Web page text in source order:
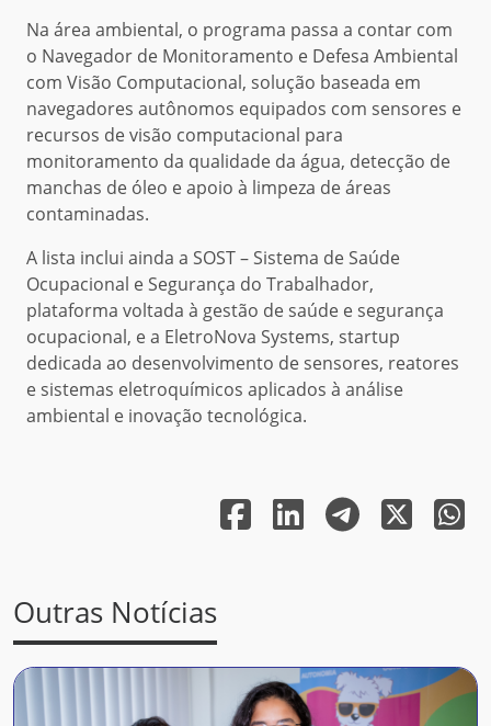
Na área ambiental, o programa passa a contar com
o Navegador de Monitoramento e Defesa Ambiental
com Visão Computacional, solução baseada em
navegadores autônomos equipados com sensores e
recursos de visão computacional para
monitoramento da qualidade da água, detecção de
manchas de óleo e apoio à limpeza de áreas
contaminadas.
A lista inclui ainda a SOST – Sistema de Saúde
Ocupacional e Segurança do Trabalhador,
plataforma voltada à gestão de saúde e segurança
ocupacional, e a EletroNova Systems, startup
dedicada ao desenvolvimento de sensores, reatores
e sistemas eletroquímicos aplicados à análise
ambiental e inovação tecnológica.
Outras Notícias